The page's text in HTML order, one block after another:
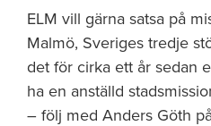
ELM vill gärna satsa på
Malmö, Sveriges tredje
det för cirka ett år sedan
ha en anställd
– följ med Anders Göth